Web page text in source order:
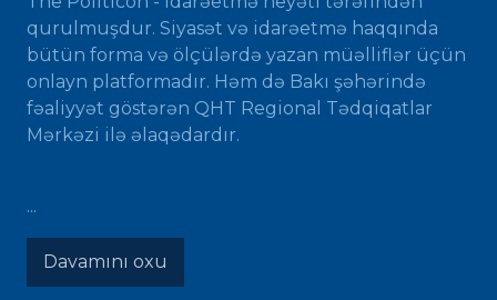
qurulmuşdur. Siyasət və idarəetmə haqqında
bütün forma və ölçülərdə yazan müəlliflər üçün
onlayn platformadır. Həm də Bakı şəhərində
fəaliyyət göstərən QHT Regional Tədqiqatlar
Mərkəzi ilə əlaqədardır.
...
Davamını oxu